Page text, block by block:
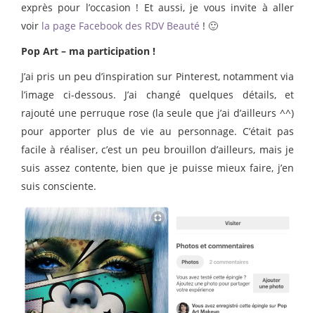
exprès pour l’occasion ! Et aussi, je vous invite à aller
voir la page Facebook des RDV Beauté ! 🙂
Pop Art – ma participation !
J’ai pris un peu d’inspiration sur Pinterest, notamment via
l’image ci-dessous. J’ai changé quelques détails, et
rajouté une perruque rose (la seule que j’ai d’ailleurs ^^)
pour apporter plus de vie au personnage. C’était pas
facile à réaliser, c’est un peu brouillon d’ailleurs, mais je
suis assez contente, bien que je puisse mieux faire, j’en
suis consciente.